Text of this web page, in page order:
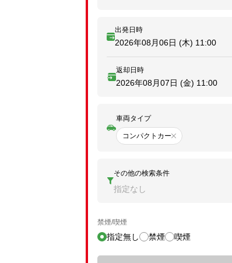
出発日時
2026年08月06日 (木) 11:00
返却日時
2026年08月07日 (金) 11:00
車両タイプ
コンパクトカー
その他の検索条件
指定なし
禁煙/喫煙
指定無し 禁煙 喫煙